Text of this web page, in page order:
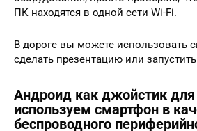
ПК находятся в одной сети Wi-Fi.
В дороге вы можете использовать
сделать презентацию или
Андроид как джойстик
используем смартфон в
беспроводного